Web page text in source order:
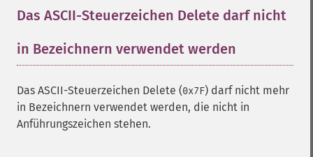
Das ASCII-Steuerzeichen Delete darf nicht
in Bezeichnern verwendet werden
Das ASCII-Steuerzeichen Delete (0x7F) darf nicht mehr
in Bezeichnern verwendet werden, die nicht in
Anführungszeichen stehen.